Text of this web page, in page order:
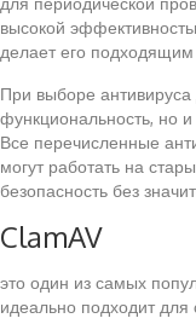
высокой
делает его
При выборе антивируса
функциональность, но
Все перечисленные
могут работать на
безопасность без
ClamAV
это один из самых
идеально подходит